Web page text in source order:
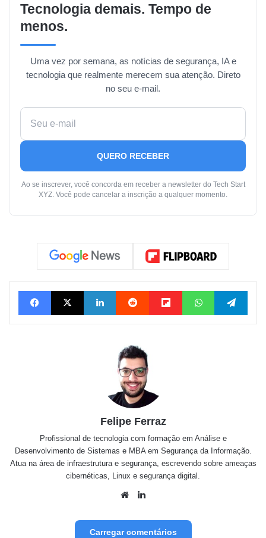
Tecnologia demais. Tempo de
menos.
Uma vez por semana, as notícias de segurança, IA e
tecnologia que realmente merecem sua atenção. Direto
no seu e-mail.
QUERO RECEBER
Ao se inscrever, você concorda em receber a newsletter do Tech Start
XYZ. Você pode cancelar a inscrição a qualquer momento.
FacebookX Linkedin Reddit FlipboardWhatsApp
Felipe Ferraz
Profissional de tecnologia com formação em Análise e
Desenvolvimento de Sistemas e MBA em Segurança da Informação.
Atua na área de infraestrutura e segurança, escrevendo sobre ameaças
cibernéticas, Linux e segurança digital.
Website
Carregar comentários